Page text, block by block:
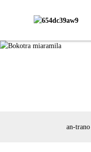
an-trano